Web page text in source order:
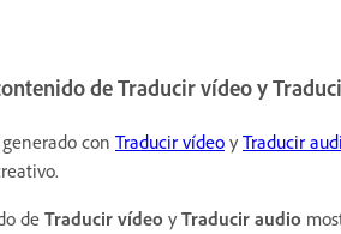
de Traducir vídeo y
con Traducir vídeo y Traducir
de Traducir vídeo y Traducir audio